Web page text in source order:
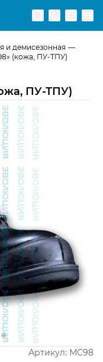
и демисезонная
(кожа, ПУ-ТПУ)
ПУ-ТПУ)
Артикул: МС98